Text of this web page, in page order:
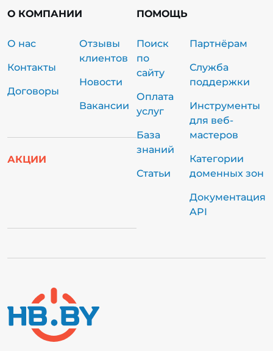
О КОМПАНИИ
О нас
Контакты
Договоры
Отзывы
клиентов
Новости
Вакансии
АКЦИИ
ПОМОЩЬ
Поиск
по
сайту
Оплата
услуг
База
знаний
Статьи
Партнёрам
Служба
поддержки
Инструменты
для веб-
мастеров
Категории
доменных зон
Документация
API